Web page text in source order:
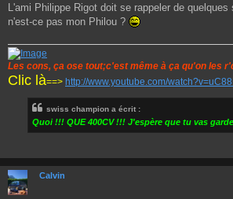
a
g
L'ami Philippe Rigot doit se rappeler de quelques
n'est-ce pas mon Philou ?
Les cons, ça ose tout;c'est même à ça qu'on les
Clic là==> http://www.youtube.com/
swiss champion a écrit :
Quoi !!! QUE 400CV !!! J'espère que tu vas
Calvin